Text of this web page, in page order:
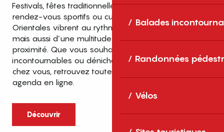
Balades
Randonnées
Vélos
Festivals, fêtes traditionnelles, concerts, expositions,
rendez-vous sportifs ou culturels… les Pyrénées-
Orientales vibrent au rythme de grands temps forts
mais aussi d’une multitude d’événements de
proximité. Que vous souhaitiez vivre les
incontournables ou dénicher des sorties près de
chez vous, retrouvez toutes les infos dans notre
agenda en ligne.
Découvrir
Top des événements et sorties
en famille
cet été dans les Pyrénées-Orientales
Entre mer Méditerranée, villages de
caractère et grands espaces naturels, les
Pyrénées-Orientales sont une destination